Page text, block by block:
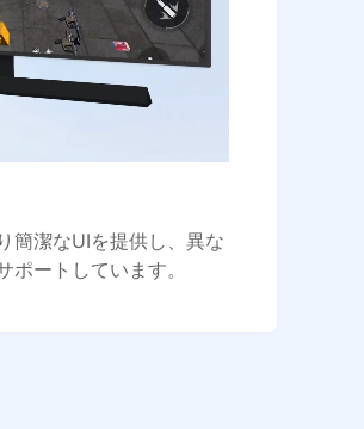
簡潔なUIを提供し、異な
ートしています。